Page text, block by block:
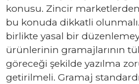
konusu. Zincir marketlerden
bu konuda dikkatli
birlikte yasal bir
ürünlerinin gramajlarının
göreceği şekilde yazılma
getirilmeli. Gramaj